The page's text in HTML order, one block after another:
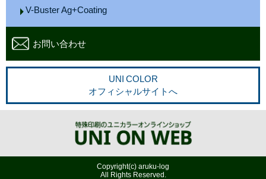
V-Buster Ag+Coating
お問い合わせ
UNI COLOR
オフィシャルサイトへ
Copyright(c) aruku-log
All Rights Reserved.